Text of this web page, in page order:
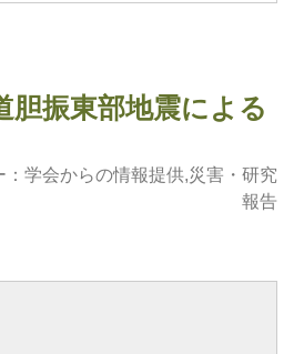
振東部地震による
学会からの情報提供,災害・研究
報告